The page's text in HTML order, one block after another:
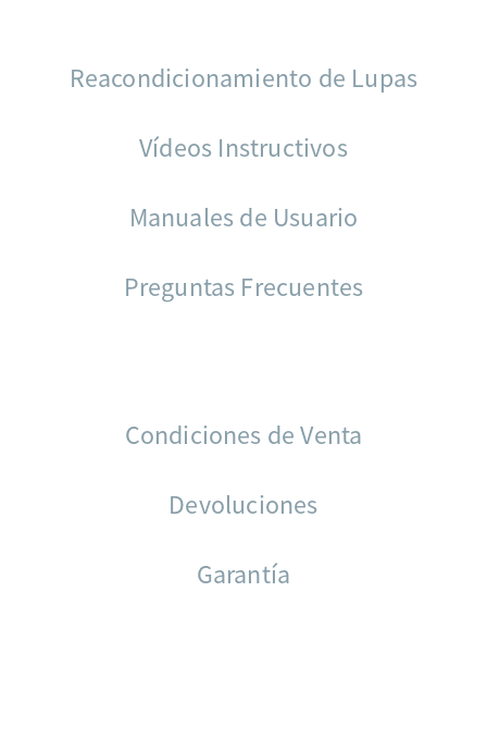
Reacondicionamiento de Lupas
Vídeos Instructivos
Manuales de Usuario
Preguntas Frecuentes
Condiciones de Venta
Devoluciones
Garantía